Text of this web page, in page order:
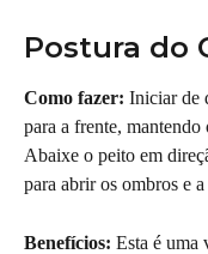
Postura do
Como fazer: Iniciar de
para a frente,
Abaixe o peito em
para abrir os ombros e
Benefícios: Esta é uma